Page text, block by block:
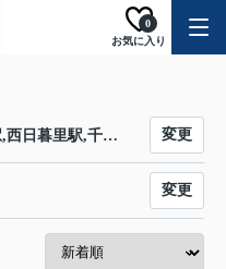
お気に入り
0
北綾瀬駅,綾瀬駅,北千住駅,町屋駅,西日暮里駅,千駄木駅,根津駅,湯島駅,新御茶ノ水駅,大手町駅,二重橋前駅,有楽町駅,霞ケ関駅,国会議事堂前駅,赤坂駅,乃木坂駅,表参道駅,原宿駅,代々木公園駅,代々木上原駅 変更
変更